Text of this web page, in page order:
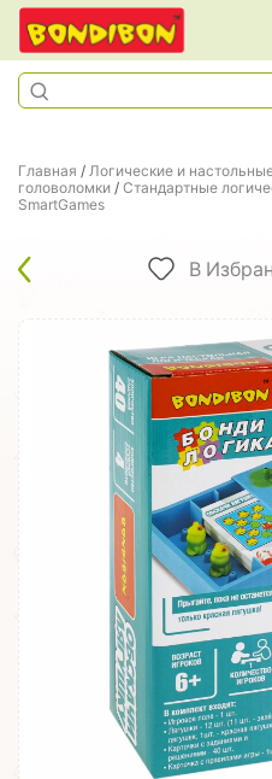
Главная / Логические и
головоломки / Стандартные
SmartGames
В